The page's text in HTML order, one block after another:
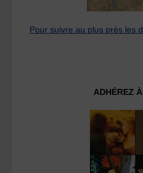
Pour suivre au plus près les
ADHÉREZ